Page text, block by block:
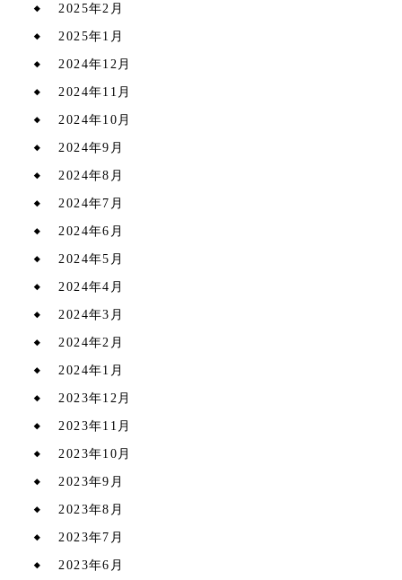
2025年2月
2025年1月
2024年12月
2024年11月
2024年10月
2024年9月
2024年8月
2024年7月
2024年6月
2024年5月
2024年4月
2024年3月
2024年2月
2024年1月
2023年12月
2023年11月
2023年10月
2023年9月
2023年8月
2023年7月
2023年6月